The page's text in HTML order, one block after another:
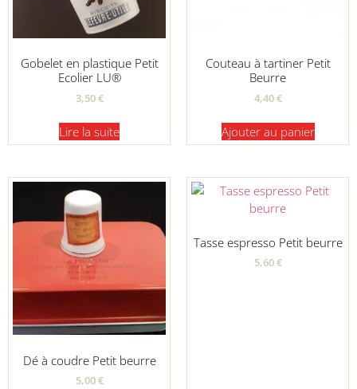
Gobelet en plastique Petit
Ecolier LU®
3,50€
Lire la suite
Couteau à tartiner Petit
Beurre
4,40€
Ajouter au panier
Dé à coudre Petit beurre
5,00€
Tasse espresso Petit beurre
5,60€